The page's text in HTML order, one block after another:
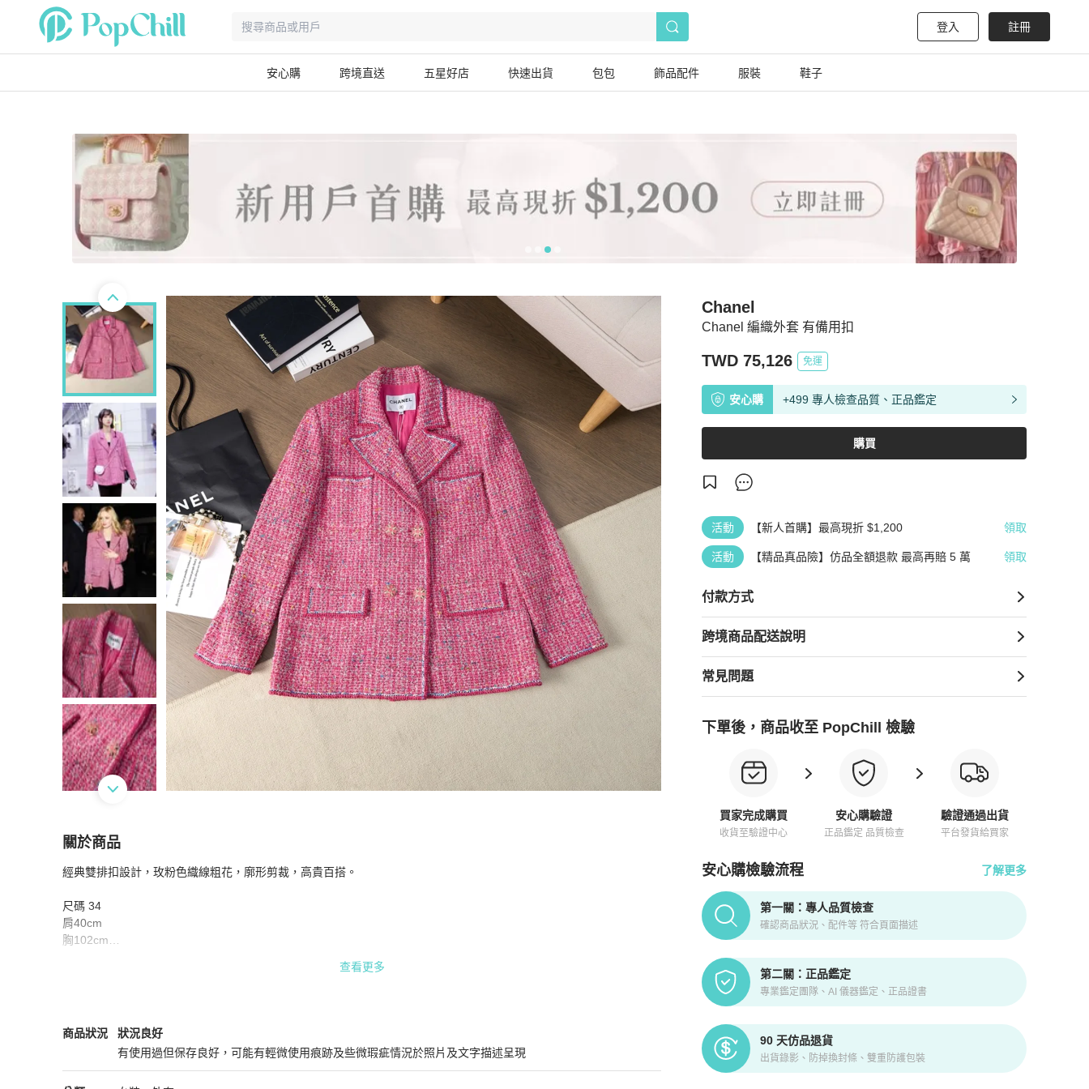
登入 註冊
安心購 跨境直送 五星好店 快速出貨 包包 飾品配件 服裝 鞋子
Chanel 編織外套 有備用扣
Chanel
TWD 75,126 免運
安心購 +499 專人檢查品質、正品鑑定
購買
活動 【新人首購】最高現折 $1,200 領取
活動 【精品真品險】仿品全額退款 最高再賠 5 萬 領取
付款方式
跨境商品配送說明
常見問題
下單後，商品收至 PopChill 檢驗
買家完成購買
收貨至驗證中心
安心購驗證
正品鑑定 品質檢查
驗證通過出貨
平台發貨給買家
安心購檢驗流程 了解更多
PopChill拍拍圈正品驗證、安心購檢驗流程介紹
第一關：專人品質檢查
確認商品狀況、配件等 符合頁面描述
第二關：正品鑑定
專業鑑定團隊、AI 儀器鑑定、正品證書
90 天仿品退貨
出貨錄影、防掉換封條、雙重防護包裝
關於商品
關於Chanel 編織外套 有備用扣 商品詳情與購買須知
經典雙排扣設計，玫粉色織線粗花，廓形剪裁，高貴百搭。
尺碼 34
肩40cm
胸102cm
48%棉
19%腈綸 (壓克力纖維)
17%錦綸 (尼龍)
查看更多
商品狀況
Chanel女裝商品狀態與細節
狀況良好
有使用過但保存良好，可能有輕微使用痕跡及些微瑕疵情況於照片及文字描述呈現
狀況良好